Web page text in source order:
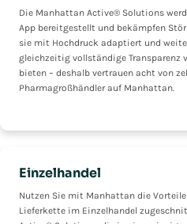
Die Manhattan Active® Solutions
App bereitgestellt und bekämpfen
sie mit Hochdruck adaptiert und
gleichzeitig vollständige Transparenz
bieten – deshalb vertrauen acht von
Pharmagroßhändler auf Manhattan.
Einzelhandel
Nutzen Sie mit Manhattan die
Lieferkette im Einzelhandel